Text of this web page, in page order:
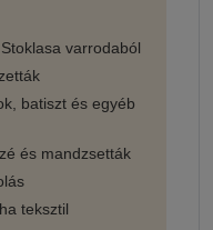
varrodaból
batiszt és egyéb
és mandzsetták
teksztil